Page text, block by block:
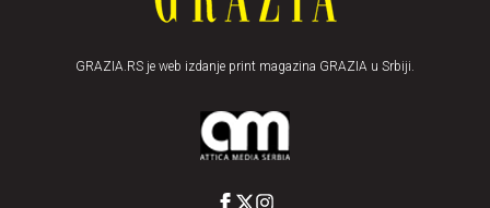
GRAZIA.RS je web izdanje print magazina GRAZIA u Srbiji.